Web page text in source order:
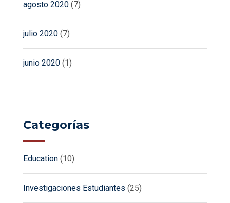
agosto 2020 (7)
julio 2020 (7)
junio 2020 (1)
Categorías
Education (10)
Investigaciones Estudiantes (25)